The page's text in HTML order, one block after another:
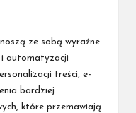
ze sobą wyraźne
i automatyzacji
treści, e-
bardziej
które przemawiają